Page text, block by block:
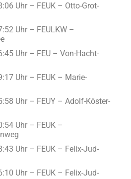
Uhr – FEUK – Otto-Grot-
Uhr – FEULKW –
Uhr – FEU – Von-Hacht-
Uhr – FEUK – Marie-
Uhr – FEUY – Adolf-Köster-
Uhr – FEUK –
Uhr – FEUK – Felix-Jud-
Uhr – FEUK – Felix-Jud-